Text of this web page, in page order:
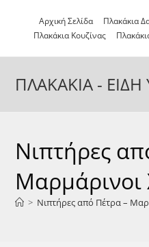
Αρχική Σελίδα Πλακάκια
Πλακάκια Κουζίνας
ΠΛΑΚΑΚΙΑ - ΕΙΔΗ
Νιπτήρες
Μαρμάρινοι
> Νιπτήρες από Πέτρα –